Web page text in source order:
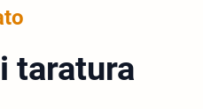
taratura